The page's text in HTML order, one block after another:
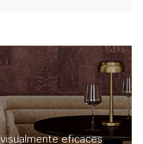
eficaces